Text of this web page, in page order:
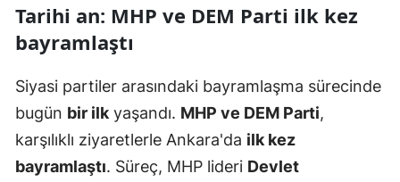
Giresun
Hakkari
Isparta
Tarihi an: MHP ve DEM Parti ilk kez
bayramlaştı
Siyasi partiler arasındaki bayramlaşma sürecinde
bugün bir ilk yaşandı. MHP ve DEM Parti,
karşılıklı ziyaretlerle Ankara'da ilk kez
bayramlaştı. Süreç, MHP lideri Devlet